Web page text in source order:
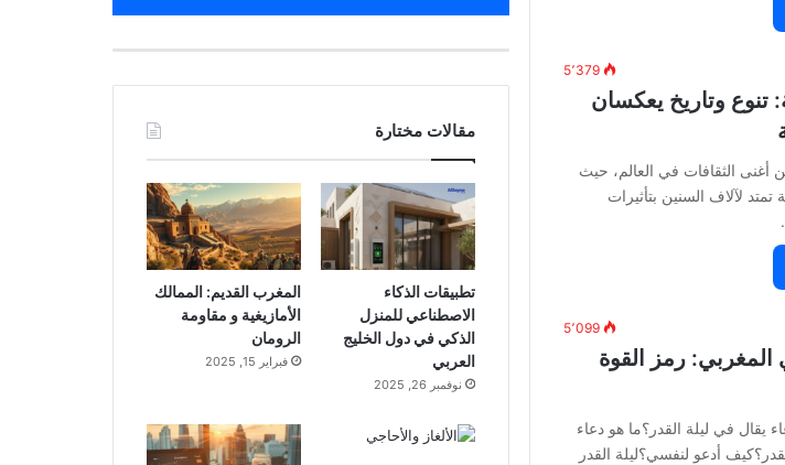
5٬379
تنوع وتاريخ يعكسان
أغنى الثقافات في العالم، حيث
تمتد لآلاف السنين بتأثيرات
5٬099
المغربي: رمز القوة
يقال في ليلة القدر؟ما هو دعاء
أدعو لنفسي؟ليلة القدر
مقالات مختارة
تطبيقات الذكاء
الاصطناعي للمنزل
الذكي في دول الخليج
العربي
نوفمبر 26, 2025
المغرب القديم: الممالك
الأمازيغية و مقاومة
الرومان
فبراير 15, 2025